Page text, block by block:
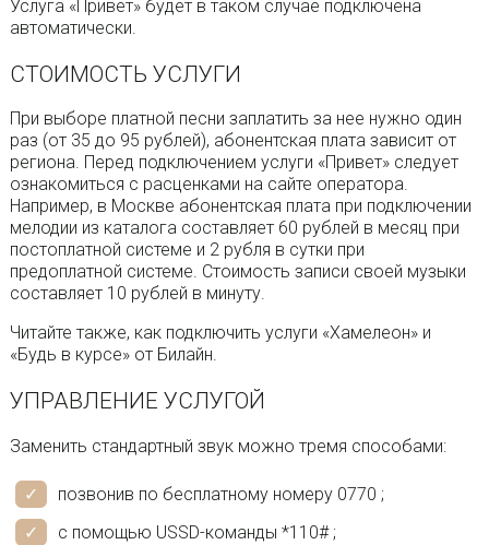
Услуга «Привет» будет в таком случае подключена
автоматически.
СТОИМОСТЬ УСЛУГИ
При выборе платной песни заплатить за нее нужно один
раз (от 35 до 95 рублей), абонентская плата зависит от
региона. Перед подключением услуги «Привет» следует
ознакомиться с расценками на сайте оператора.
Например, в Москве абонентская плата при подключении
мелодии из каталога составляет 60 рублей в месяц при
постоплатной системе и 2 рубля в сутки при
предоплатной системе. Стоимость записи своей музыки
составляет 10 рублей в минуту.
Читайте также, как подключить услуги «Хамелеон» и
«Будь в курсе» от Билайн.
УПРАВЛЕНИЕ УСЛУГОЙ
Заменить стандартный звук можно тремя способами:
позвонив по бесплатному номеру 0770 ;
с помощью USSD-команды *110# ;